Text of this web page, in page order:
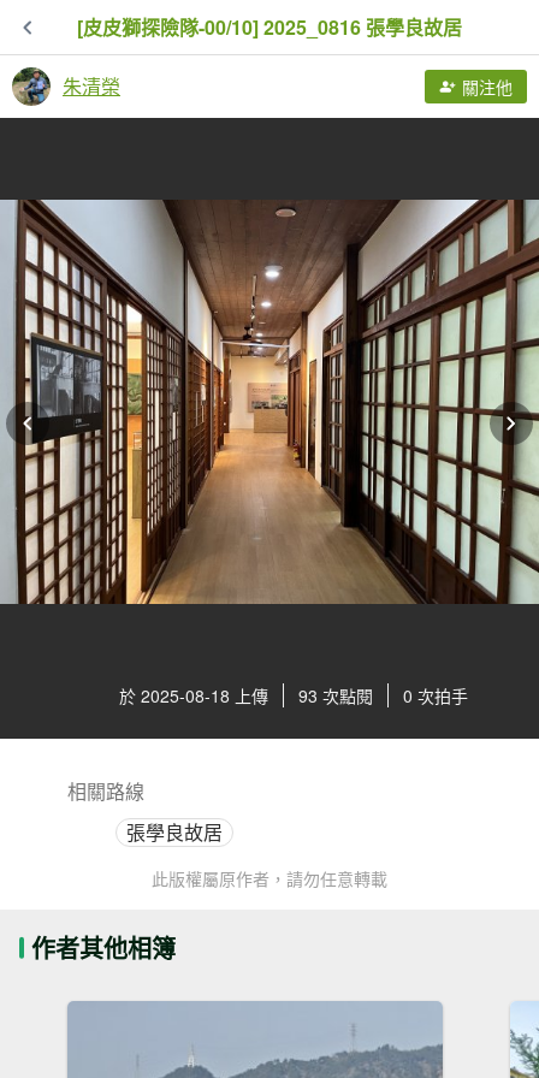
[皮皮獅探險隊-00/10] 2025_0816 張學良故居
朱清榮 關注他
於 2025-08-18 上傳 93 次點閱 0 次拍手
相關路線
張學良故居
此版權屬原作者，請勿任意轉載
作者其他相簿